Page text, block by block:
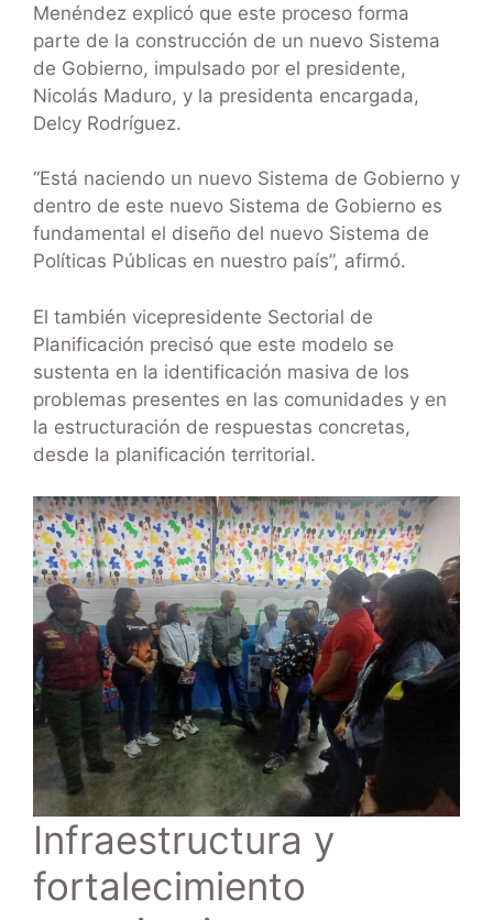
Menéndez explicó que este proceso forma
parte de la construcción de un nuevo Sistema
de Gobierno, impulsado por el presidente,
Nicolás Maduro, y la presidenta encargada,
Delcy Rodríguez.
“Está naciendo un nuevo Sistema de Gobierno y
dentro de este nuevo Sistema de Gobierno es
fundamental el diseño del nuevo Sistema de
Políticas Públicas en nuestro país”, afirmó.
El también vicepresidente Sectorial de
Planificación precisó que este modelo se
sustenta en la identificación masiva de los
problemas presentes en las comunidades y en
la estructuración de respuestas concretas,
desde la planificación territorial.
Infraestructura y
fortalecimiento